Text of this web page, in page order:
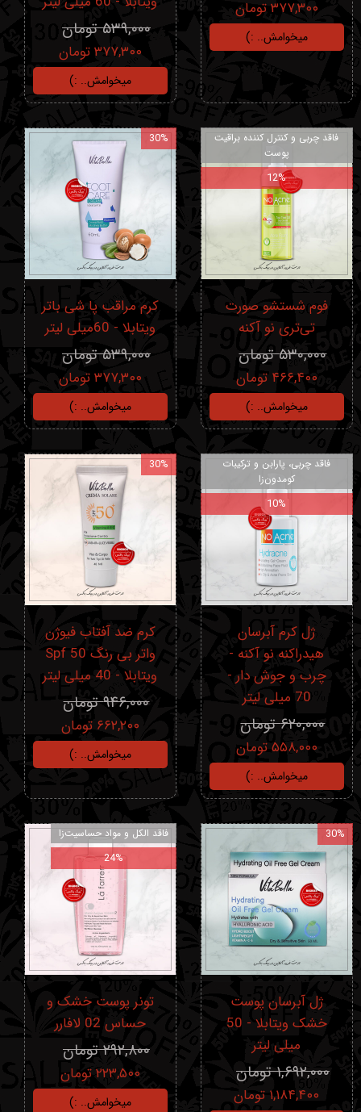
۳۷۷,۳۰۰ تومان
میخوامش.. :) ۵۳۹,۰۰۰ تومان
۳۷۷,۳۰۰ تومان
میخوامش.. :)
فوم شستشو صورت
تی‌تری نو آکنه
۵۳۰,۰۰۰ تومان
۴۶۶,۴۰۰ تومان
میخوامش.. :)
فاقد چربی و کنترل کننده براقیت
پوست
12%
کرم مراقب پا شی باتر
ویتابلا - 60میلی لیتر
۵۳۹,۰۰۰ تومان
۳۷۷,۳۰۰ تومان
میخوامش.. :)
30%
ژل کرم آبرسان
هیدراکنه نو آکنه -
چرب و جوش دار -
70 میلی لیتر
۶۲۰,۰۰۰ تومان
۵۵۸,۰۰۰ تومان
میخوامش.. :)
فاقد چربی، پارابن و ترکیبات
کومدون‌زا
10%
کرم ضد آفتاب فیوژن
واتر بی رنگ Spf 50
ویتابلا - 40 میلی لیتر
۹۴۶,۰۰۰ تومان
۶۶۲,۲۰۰ تومان
میخوامش.. :)
30%
ژل آبرسان پوست
خشک ویتابلا - 50
میلی لیتر
۱,۶۹۲,۰۰۰ تومان
۱,۱۸۴,۴۰۰ تومان
30%
تونر پوست خشک و
حساس 02 لافارر
۲۹۲,۸۰۰ تومان
۲۲۳,۵۰۰ تومان
میخوامش.. :)
فاقد الکل و مواد حساسیت‌زا
24%